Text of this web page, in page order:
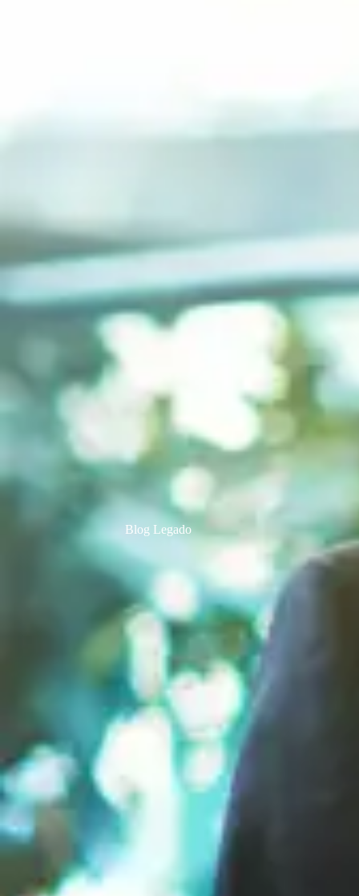
Blog Legado